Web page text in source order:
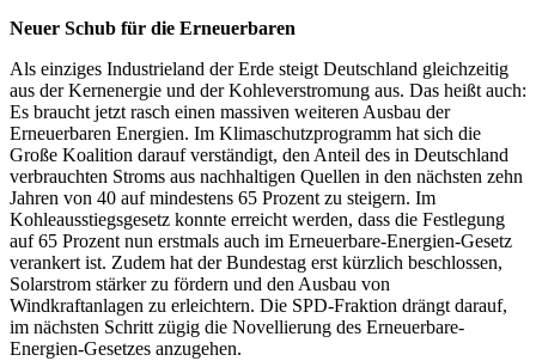
Neuer Schub für die Erneuerbaren
Als einziges Industrieland der Erde steigt Deutschland gleichzeitig
aus der Kernenergie und der Kohleverstromung aus. Das heißt auch:
Es braucht jetzt rasch einen massiven weiteren Ausbau der
Erneuerbaren Energien. Im Klimaschutzprogramm hat sich die
Große Koalition darauf verständigt, den Anteil des in Deutschland
verbrauchten Stroms aus nachhaltigen Quellen in den nächsten zehn
Jahren von 40 auf mindestens 65 Prozent zu steigern. Im
Kohleausstiegsgesetz konnte erreicht werden, dass die Festlegung
auf 65 Prozent nun erstmals auch im Erneuerbare-Energien-Gesetz
verankert ist. Zudem hat der Bundestag erst kürzlich beschlossen,
Solarstrom stärker zu fördern und den Ausbau von
Windkraftanlagen zu erleichtern. Die SPD-Fraktion drängt darauf,
im nächsten Schritt zügig die Novellierung des Erneuerbare-
Energien-Gesetzes anzugehen.